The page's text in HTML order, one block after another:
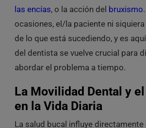
las encías, o la acción del bruxismo
ocasiones, el/la paciente ni
de lo que está sucediendo, y es
del dentista se vuelve crucial para
abordar el problema a tiempo.
La Movilidad Dental y
en la Vida Diaria
La salud bucal influye directamente